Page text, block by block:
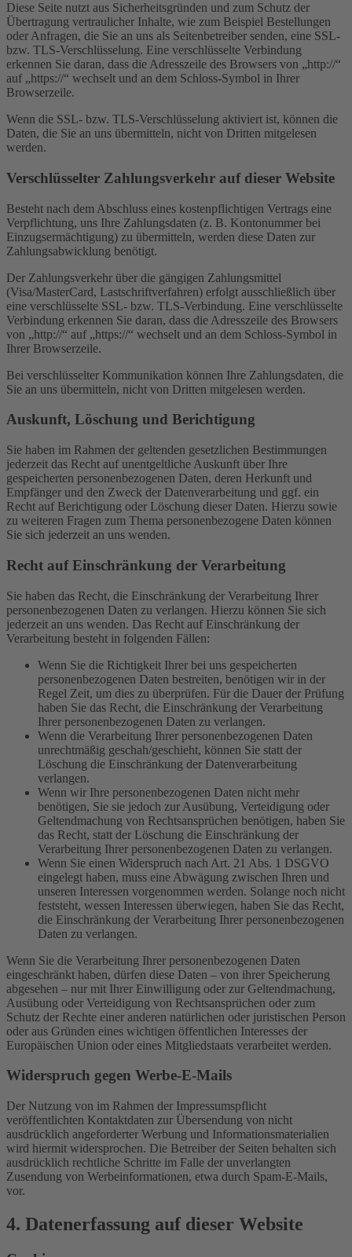
Diese Seite nutzt aus Sicherheitsgründen und zum Schutz der
Übertragung vertraulicher Inhalte, wie zum Beispiel Bestellungen
oder Anfragen, die Sie an uns als Seitenbetreiber senden, eine SSL-
bzw. TLS-Verschlüsselung. Eine verschlüsselte Verbindung
erkennen Sie daran, dass die Adresszeile des Browsers von „http://“
auf „https://“ wechselt und an dem Schloss-Symbol in Ihrer
Browserzeile.
Wenn die SSL- bzw. TLS-Verschlüsselung aktiviert ist, können die
Daten, die Sie an uns übermitteln, nicht von Dritten mitgelesen
werden.
Verschlüsselter Zahlungsverkehr auf dieser Website
Besteht nach dem Abschluss eines kostenpflichtigen Vertrags eine
Verpflichtung, uns Ihre Zahlungsdaten (z. B. Kontonummer bei
Einzugsermächtigung) zu übermitteln, werden diese Daten zur
Zahlungsabwicklung benötigt.
Der Zahlungsverkehr über die gängigen Zahlungsmittel
(Visa/MasterCard, Lastschriftverfahren) erfolgt ausschließlich über
eine verschlüsselte SSL- bzw. TLS-Verbindung. Eine verschlüsselte
Verbindung erkennen Sie daran, dass die Adresszeile des Browsers
von „http://“ auf „https://“ wechselt und an dem Schloss-Symbol in
Ihrer Browserzeile.
Bei verschlüsselter Kommunikation können Ihre Zahlungsdaten, die
Sie an uns übermitteln, nicht von Dritten mitgelesen werden.
Auskunft, Löschung und Berichtigung
Sie haben im Rahmen der geltenden gesetzlichen Bestimmungen
jederzeit das Recht auf unentgeltliche Auskunft über Ihre
gespeicherten personenbezogenen Daten, deren Herkunft und
Empfänger und den Zweck der Datenverarbeitung und ggf. ein
Recht auf Berichtigung oder Löschung dieser Daten. Hierzu sowie
zu weiteren Fragen zum Thema personenbezogene Daten können
Sie sich jederzeit an uns wenden.
Recht auf Einschränkung der Verarbeitung
Sie haben das Recht, die Einschränkung der Verarbeitung Ihrer
personenbezogenen Daten zu verlangen. Hierzu können Sie sich
jederzeit an uns wenden. Das Recht auf Einschränkung der
Verarbeitung besteht in folgenden Fällen:
Wenn Sie die Richtigkeit Ihrer bei uns gespeicherten
personenbezogenen Daten bestreiten, benötigen wir in der
Regel Zeit, um dies zu überprüfen. Für die Dauer der Prüfung
haben Sie das Recht, die Einschränkung der Verarbeitung
Ihrer personenbezogenen Daten zu verlangen.
Wenn die Verarbeitung Ihrer personenbezogenen Daten
unrechtmäßig geschah/geschieht, können Sie statt der
Löschung die Einschränkung der Datenverarbeitung
verlangen.
Wenn wir Ihre personenbezogenen Daten nicht mehr
benötigen, Sie sie jedoch zur Ausübung, Verteidigung oder
Geltendmachung von Rechtsansprüchen benötigen, haben Sie
das Recht, statt der Löschung die Einschränkung der
Verarbeitung Ihrer personenbezogenen Daten zu verlangen.
Wenn Sie einen Widerspruch nach Art. 21 Abs. 1 DSGVO
eingelegt haben, muss eine Abwägung zwischen Ihren und
unseren Interessen vorgenommen werden. Solange noch nicht
feststeht, wessen Interessen überwiegen, haben Sie das Recht,
die Einschränkung der Verarbeitung Ihrer personenbezogenen
Daten zu verlangen.
Wenn Sie die Verarbeitung Ihrer personenbezogenen Daten
eingeschränkt haben, dürfen diese Daten – von ihrer Speicherung
abgesehen – nur mit Ihrer Einwilligung oder zur Geltendmachung,
Ausübung oder Verteidigung von Rechtsansprüchen oder zum
Schutz der Rechte einer anderen natürlichen oder juristischen Person
oder aus Gründen eines wichtigen öffentlichen Interesses der
Europäischen Union oder eines Mitgliedstaats verarbeitet werden.
Widerspruch gegen Werbe-E-Mails
Der Nutzung von im Rahmen der Impressumspflicht
veröffentlichten Kontaktdaten zur Übersendung von nicht
ausdrücklich angeforderter Werbung und Informationsmaterialien
wird hiermit widersprochen. Die Betreiber der Seiten behalten sich
ausdrücklich rechtliche Schritte im Falle der unverlangten
Zusendung von Werbeinformationen, etwa durch Spam-E-Mails,
vor.
4. Datenerfassung auf dieser Website